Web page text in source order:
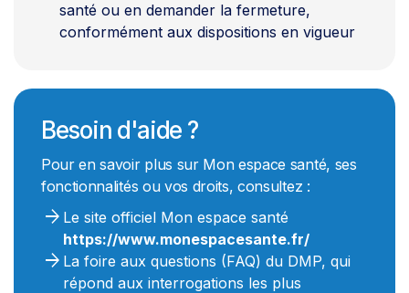
santé ou en demander la fermeture,
conformément aux dispositions en vigueur
Besoin d'aide ?
Pour en savoir plus sur Mon espace santé, ses
fonctionnalités ou vos droits, consultez :
arrow_forward Le site officiel Mon espace santé
https://www.monespacesante.fr/
arrow_forward La foire aux questions (FAQ) du DMP, qui
répond aux interrogations les plus